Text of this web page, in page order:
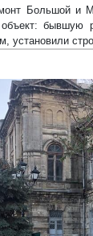
Большой и
установили